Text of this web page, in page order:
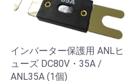
インバーター保護用 ANLヒ
ューズ DC80V・35A /
ANL35A (1個)